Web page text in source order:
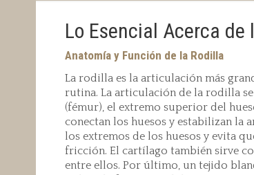
Lo Esencial Acerca de
Anatomía y Función de la Rodilla
La rodilla es la articulación más
rutina. La articulación de la rodilla
(fémur), el extremo superior del
conectan los huesos y estabilizan
los extremos de los huesos y evita
fricción. El cartílago también sirve
entre ellos. Por último, un tejido